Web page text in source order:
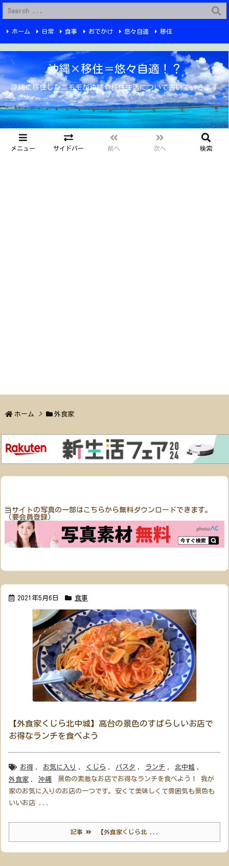
G-6Q4XPRWKWX
沖縄×移住＝悠々自適！？
沖縄に移住したニモモが沖縄や移住生活について書いていきます
メニュー サイドバー 前へ 次へ 検索
ホーム 日常 食事 おでかけ 悠々自適 移住
プライバシーポリシー YouTube
ホーム > 外食家
当サイトの写真の一部はこちらから無料ダウンロードできます。
（要会員登録）
2021年5月6日 食事
【外食家くじら北中城】高台の景色のすばらしいお店で
お得なランチを食べよう
お得 , お気に入り , くじら , パスタ , ランチ , 北中城 ,
外食家 , 沖縄
景色の素敵なお店でお得なランチを食べよう！ 我が
家のお気に入りのお店の一つです。安くて美味しくて雰囲気も景色も
いいお店 ...
記事 【外食家くじら北 ...